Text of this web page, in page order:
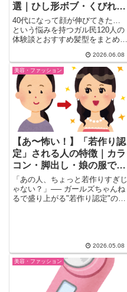
選｜ひし形ボブ・くびれ巻
きのリアル感想
40代になって顔が伸びてきた…
という悩みを持つガル民120人の
体験談とおすすめ髪型をまとめま
ショートカットなど実際に試した
女性たちのリアルな感想を一挙紹
介。白髪問題・髪質の変化・美容
院への頻度など、アラフォー世代
の本音が満載です。
2026.06.08
美容・ファッション
【あ〜怖い！】「若作り認
定」される人の特徴｜カラ
コン・脚出し・娘の服でガ
ル民論争
「あの人、ちょっと若作りすぎじ
ゃない？」── ガールズちゃんね
るで盛り上がる"若作り認定"の特
2026.05.08
美容・ファッション